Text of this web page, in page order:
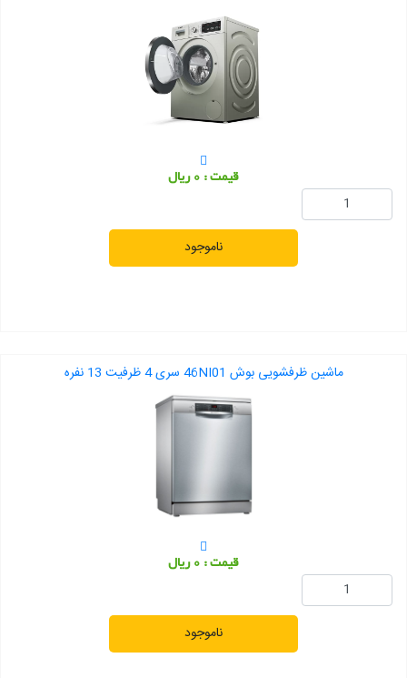
قیمت : 0 ریال
ناموجود
ماشین ظرفشویی بوش 46NI01 سری 4 ظرفیت 13 نفره
قیمت : 0 ریال
ناموجود